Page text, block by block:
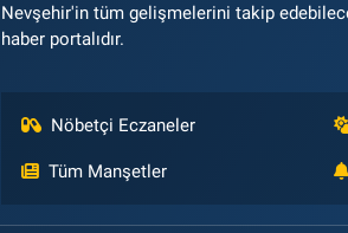
Nevşehir'in tüm gelişmelerini takip
haber portalıdır.
Nöbetçi Eczaneler
Tüm Manşetler